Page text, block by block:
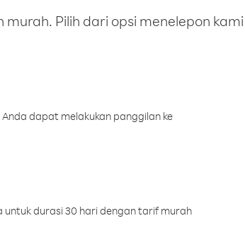
Pilih dari opsi menelepon kami
dapat melakukan panggilan ke
untuk durasi 30 hari dengan tarif murah